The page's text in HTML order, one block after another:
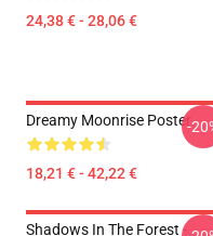
24,38 € - 28,06 €
Dreamy Moonrise Poster
18,21 € - 42,22 €
-
Shadows In The Forest -